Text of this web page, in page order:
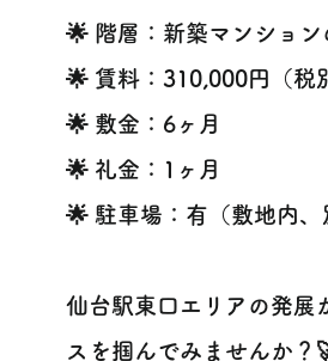
🌟 階層：新築マンショ
🌟 賃料：310,000円（税
🌟 敷金：6ヶ月
🌟 礼金：1ヶ月
🌟 駐車場：有（敷地内
仙台駅東口エリアの発展
スを掴んでみませんか？